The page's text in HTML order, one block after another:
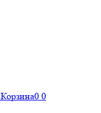
Корзина0 0